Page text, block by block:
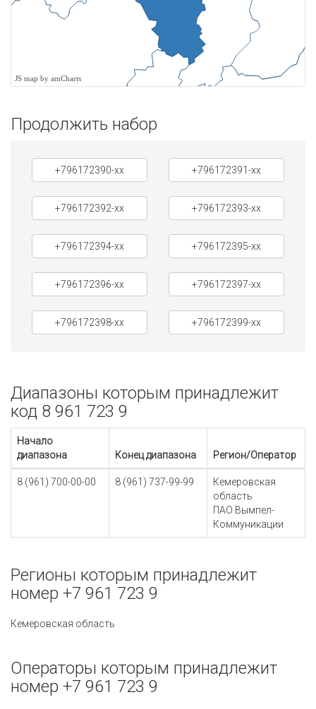
JS map by amCharts
Продолжить набор
+796172390-xx +796172391-xx
+796172392-xx +796172393-xx
+796172394-xx +796172395-xx
+796172396-xx +796172397-xx
+796172398-xx +796172399-xx
Диапазоны которым принадлежит
код 8 961 723 9
Начало
диапазона
Конец диапазона Регион/Оператор
8 (961) 700-00-00 8 (961) 737-99-99
Кемеровская
область
ПАО Вымпел-
Коммуникации
Регионы которым принадлежит
номер +7 961 723 9
Кемеровская область
Операторы которым принадлежит
номер +7 961 723 9